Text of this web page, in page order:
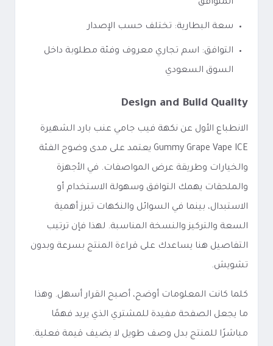
المتوافق
سعة البطارية: تختلف حسب الإصدار
التوافق: اسم تجاري معروف وفئة مطلوبة داخل
السوق السعودي
Design and Build Quality
الانطباع الأول عن نكهة فيب جامي عنب بارد الشهيرة
Gummy Grape Vape ICE يعتمد على مدى وضوح الفئة
والخيارات وطريقة عرض المواصفات. في الأجهزة
والملحقات يهمك التوافق وسهولة الاستخدام أو
الاستبدال، بينما في السوائل والنكهات تبرز أهمية
السعة والتركيز والنسخة المناسبة. لهذا فإن ترتيب
التفاصيل هنا يساعدك على قراءة المنتج بسرعة وبدون
تشويش.
كلما كانت المعلومات أوضح، أصبح القرار أسهل. وهذا
ما يجعل الصفحة مفيدة للمشتري الذي يريد فهمًا
مباشرًا للمنتج بدل وصف طويل لا يضيف قيمة فعلية.